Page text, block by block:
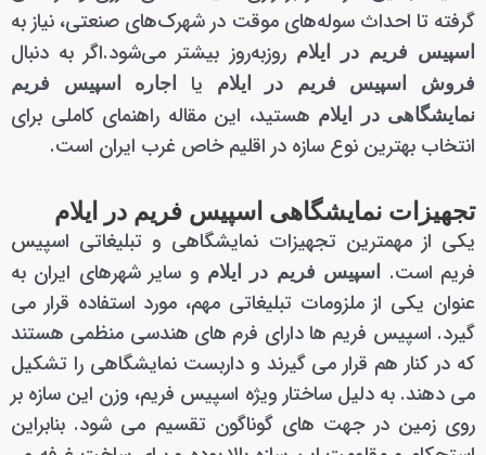
گرفته تا احداث سوله‌های موقت در شهرک‌های صنعتی، نیاز به
اسپیس فریم در ایلام روزبه‌روز بیشتر می‌شود.اگر به دنبال
فروش اسپیس فریم در ایلام یا
اجاره اسپیس فریم
نمایشگاهی در ایلام هستید، این مقاله راهنمای کاملی برای
انتخاب بهترین نوع سازه در اقلیم خاص غرب ایران است.
تجهیزات نمایشگاهی اسپیس فریم در ایلام
یکی از مهمترین تجهیزات نمایشگاهی و تبلیغاتی اسپیس
فریم است.
اسپیس فریم در ایلام و سایر شهرهای ایران به
عنوان یکی از ملزومات تبلیغاتی مهم، مورد استفاده قرار می
گیرد. اسپیس فریم ها دارای فرم های هندسی منظمی هستند
که در کنار هم قرار می گیرند و داربست نمایشگاهی را تشکیل
می دهند. به دلیل ساختار ویژه اسپیس فریم، وزن این سازه بر
روی زمین در جهت های گوناگون تقسیم می شود. بنابراین